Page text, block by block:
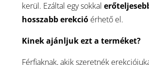
kerül. Ezáltal egy sokkal
hosszabb erekcióérhető el.
Kinek ajánljuk ezt a terméket?
Férfiaknak, akik szeretnék